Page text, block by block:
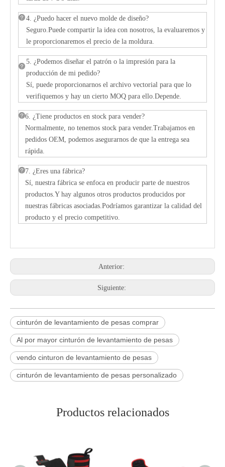
4. ¿Puedo hacer el nuevo molde de diseño?
Seguro.Puede compartir la idea con nosotros, la evaluaremos y
le proporcionaremos el precio de la moldura.
5. ¿Podemos diseñar el patrón o la impresión para la
producción de mi pedido?
Sí, puede proporcionarnos el archivo vectorial para que lo
verifiquemos y hay un cierto MOQ para ello.Depende.
6. ¿Tiene productos en stock para vender?
Normalmente, no tenemos stock para vender.Trabajamos en
pedidos OEM, podemos asegurarnos de que la entrega sea
rápida.
7. ¿Eres una fábrica?
Sí, nuestra fábrica se enfoca en producir parte de nuestros
productos.Y hay algunos otros productos producidos por
nuestras fábricas asociadas.Podríamos garantizar la calidad del
producto y el precio competitivo.
Anterior:
Siguiente:
cinturón de levantamiento de pesas comprar
Al por mayor cinturón de levantamiento de pesas
vendo cinturon de levantamiento de pesas
cinturón de levantamiento de pesas personalizado
Productos relacionados